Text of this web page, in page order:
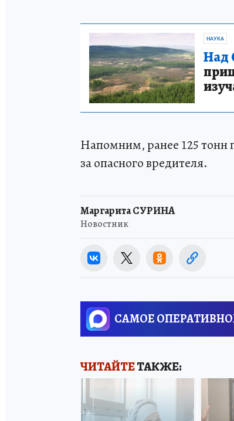
НАУКА
Над
Напомним, ранее 125 тонн
за опасного вредителя.
Маргарита СУРИНА
Новостник
САМОЕ
ЧИТАЙТЕТАКЖЕ: